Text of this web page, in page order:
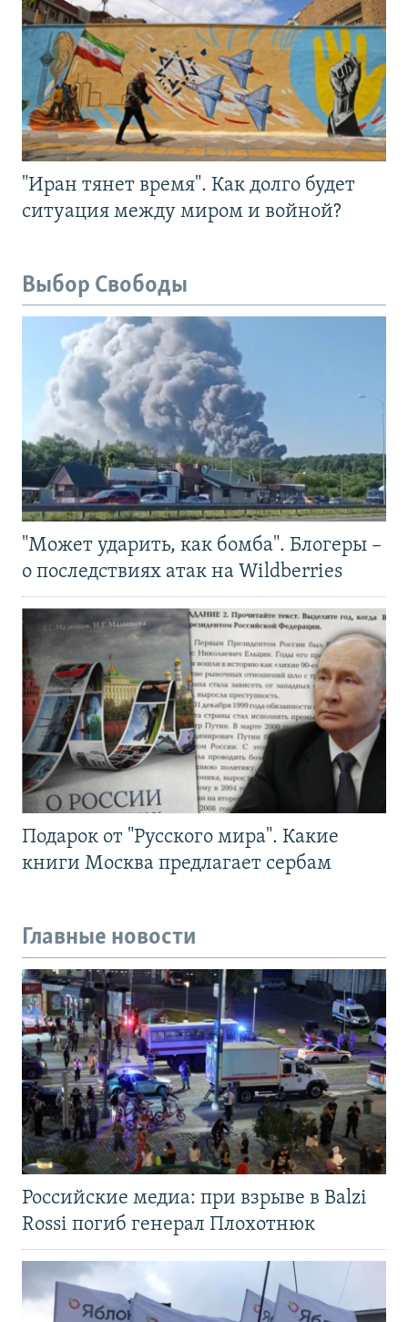
"Иран тянет время". Как долго будет
ситуация между миром и войной?
Выбор Свободы
"Может ударить, как бомба". Блогеры –
о последствиях атак на Wildberries
Подарок от "Русского мира". Какие
книги Москва предлагает сербам
Главные новости
Российские медиа: при взрыве в Balzi
Rossi погиб генерал Плохотнюк